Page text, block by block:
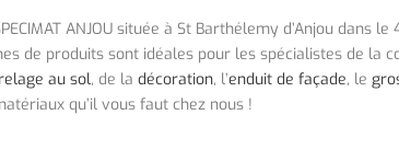
ANJOU située à St Barthélemy d’Anjou
de produits sont idéales pour les spécialistes de la
au sol, de la décoration, l’enduit de façade, le
qu’il vous faut chez nous !